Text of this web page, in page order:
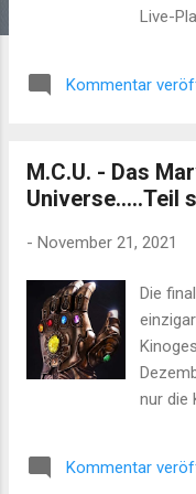
Live-
Yorker
nach
jedoch
Kommentar
M.C.U. - Das
Universe.....Teil
- November 21, 2021
Die
nur die
beim
Kommentar